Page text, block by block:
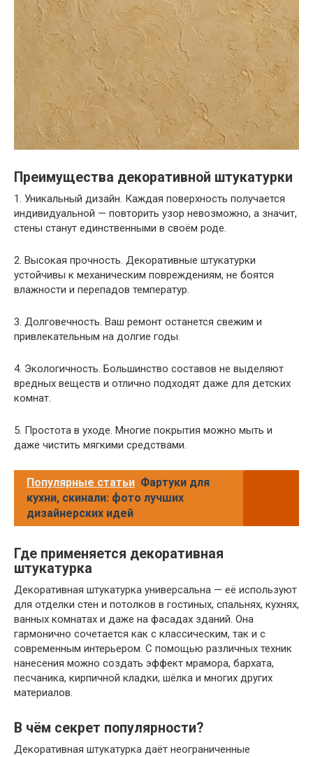
Преимущества декоративной штукатурки
1. Уникальный дизайн. Каждая поверхность получается
индивидуальной — повторить узор невозможно, а значит,
стены станут единственными в своём роде.
2. Высокая прочность. Декоративные штукатурки
устойчивы к механическим повреждениям, не боятся
влажности и перепадов температур.
3. Долговечность. Ваш ремонт останется свежим и
привлекательным на долгие годы.
4. Экологичность. Большинство составов не выделяют
вредных веществ и отлично подходят даже для детских
комнат.
5. Простота в уходе. Многие покрытия можно мыть и
даже чистить мягкими средствами.
Популярные статьи Фартуки для
кухни, скинали: фото лучших
дизайнерских идей
Где применяется декоративная
штукатурка
Декоративная штукатурка универсальна — её используют
для отделки стен и потолков в гостиных, спальнях, кухнях,
ванных комнатах и даже на фасадах зданий. Она
гармонично сочетается как с классическим, так и с
современным интерьером. С помощью различных техник
нанесения можно создать эффект мрамора, бархата,
песчаника, кирпичной кладки, шёлка и многих других
материалов.
В чём секрет популярности?
Декоративная штукатурка даёт неограниченные